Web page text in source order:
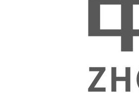
为贯彻落实《教育部等四部门印
发<关于在院校实施“学历证书+若